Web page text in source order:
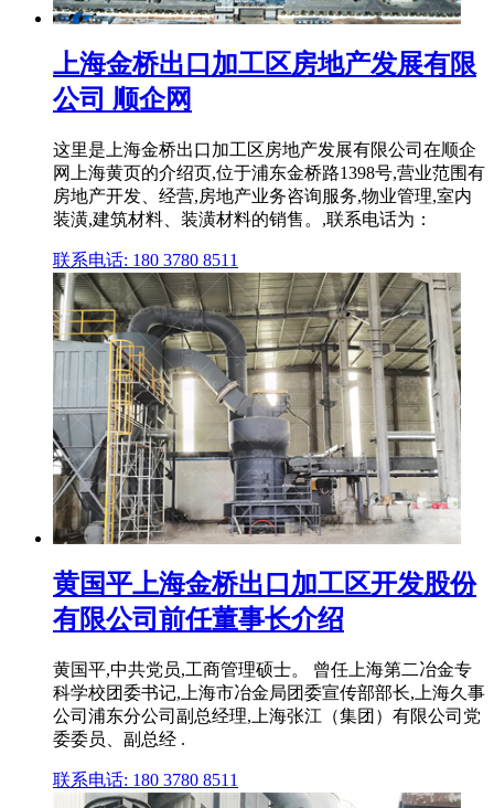
上海金桥出口加工区房地产发展有限
公司 顺企网
这里是上海金桥出口加工区房地产发展有限公司在顺企
网上海黄页的介绍页,位于浦东金桥路1398号,营业范围有
房地产开发、经营,房地产业务咨询服务,物业管理,室内
装潢,建筑材料、装潢材料的销售。,联系电话为：
联系电话: 180 3780 8511
黄国平上海金桥出口加工区开发股份
有限公司前任董事长介绍
黄国平,中共党员,工商管理硕士。 曾任上海第二冶金专
科学校团委书记,上海市冶金局团委宣传部部长,上海久事
公司浦东分公司副总经理,上海张江（集团）有限公司党
委委员、副总经 .
联系电话: 180 3780 8511